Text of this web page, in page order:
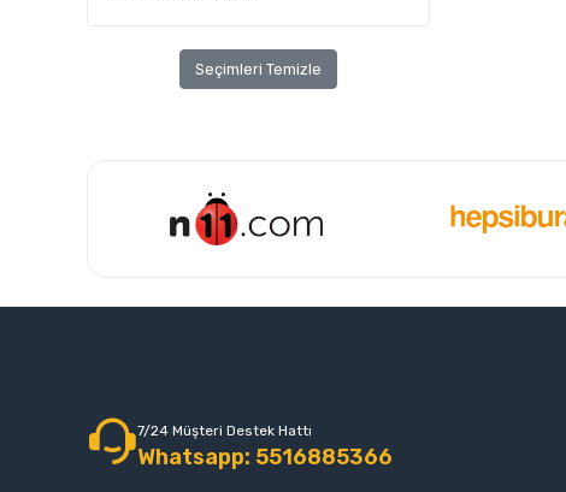
Seçimleri Temizle
7/24 Müşteri Destek Hattı
Whatsapp: 5516885366